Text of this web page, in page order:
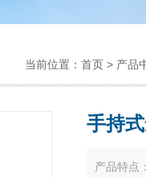
当前位置： 首页 > 产品
手持
产品特点：